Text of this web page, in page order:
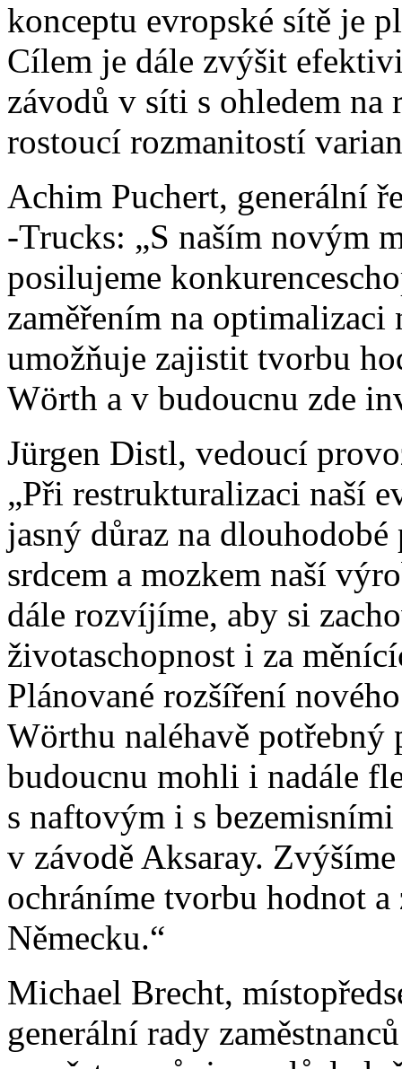
konceptu evropské sítě je
Cílem je dále zvýšit
závodů v síti s ohledem na
rostoucí rozmanitostí
Achim Puchert, generální
-Trucks: „S naším novým
posilujeme
zaměřením na
umožňuje zajistit tvorbu
Wörth a v budoucnu zde
Jürgen Distl, vedoucí
„Při restrukturalizaci naší
jasný důraz na
srdcem a mozkem naší
dále rozvíjíme, aby si
životaschopnost i za
Plánované rozšíření
Wörthu naléhavě
budoucnu mohli i nadále
s naftovým i s
v závodě Aksaray.
ochráníme tvorbu hodnot a
Německu.“
Michael Brecht,
generální rady